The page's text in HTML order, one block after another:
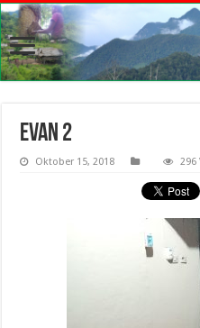
evan 2
Oktober 15, 2018 296